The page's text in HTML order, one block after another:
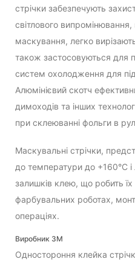
стрічки забезпечують
світлового
маскування, легко
також застосовуються для
систем охолодження для
Алюмінієвий скотч
димоходів та інших
при склеюванні фольги в
Маскувальні стрічки,
до температури до +160°C і
залишків клею, що робить
фарбувальних роботах,
операціях.
Виробник 3М
Одностороння клейка